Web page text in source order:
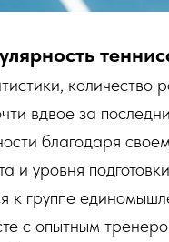
количество
вдвое за
благодаря
и уровня
к группе
с опытным